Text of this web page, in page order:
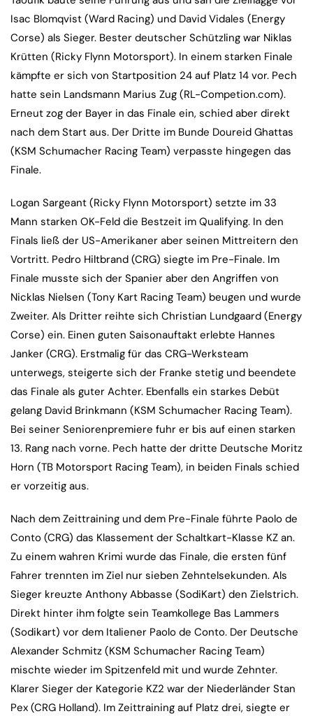
Isac Blomqvist (Ward Racing) und David Vidales (Energy
Corse) als Sieger. Bester deutscher Schützling war Niklas
Krütten (Ricky Flynn Motorsport). In einem starken Finale
kämpfte er sich von Startposition 24 auf Platz 14 vor. Pech
hatte sein Landsmann Marius Zug (RL-Competion.com).
Erneut zog der Bayer in das Finale ein, schied aber direkt
nach dem Start aus. Der Dritte im Bunde Doureid Ghattas
(KSM Schumacher Racing Team) verpasste hingegen das
Finale.
Logan Sargeant (Ricky Flynn Motorsport) setzte im 33
Mann starken OK-Feld die Bestzeit im Qualifying. In den
Finals ließ der US-Amerikaner aber seinen Mittreitern den
Vortritt. Pedro Hiltbrand (CRG) siegte im Pre-Finale. Im
Finale musste sich der Spanier aber den Angriffen von
Nicklas Nielsen (Tony Kart Racing Team) beugen und wurde
Zweiter. Als Dritter reihte sich Christian Lundgaard (Energy
Corse) ein. Einen guten Saisonauftakt erlebte Hannes
Janker (CRG). Erstmalig für das CRG-Werksteam
unterwegs, steigerte sich der Franke stetig und beendete
das Finale als guter Achter. Ebenfalls ein starkes Debüt
gelang David Brinkmann (KSM Schumacher Racing Team).
Bei seiner Seniorenpremiere fuhr er bis auf einen starken
13. Rang nach vorne. Pech hatte der dritte Deutsche Moritz
Horn (TB Motorsport Racing Team), in beiden Finals schied
er vorzeitig aus.
Nach dem Zeittraining und dem Pre-Finale führte Paolo de
Conto (CRG) das Klassement der Schaltkart-Klasse KZ an.
Zu einem wahren Krimi wurde das Finale, die ersten fünf
Fahrer trennten im Ziel nur sieben Zehntelsekunden. Als
Sieger kreuzte Anthony Abbasse (SodiKart) den Zielstrich.
Direkt hinter ihm folgte sein Teamkollege Bas Lammers
(Sodikart) vor dem Italiener Paolo de Conto. Der Deutsche
Alexander Schmitz (KSM Schumacher Racing Team)
mischte wieder im Spitzenfeld mit und wurde Zehnter.
Klarer Sieger der Kategorie KZ2 war der Niederländer Stan
Pex (CRG Holland). Im Zeittraining auf Platz drei, siegte er